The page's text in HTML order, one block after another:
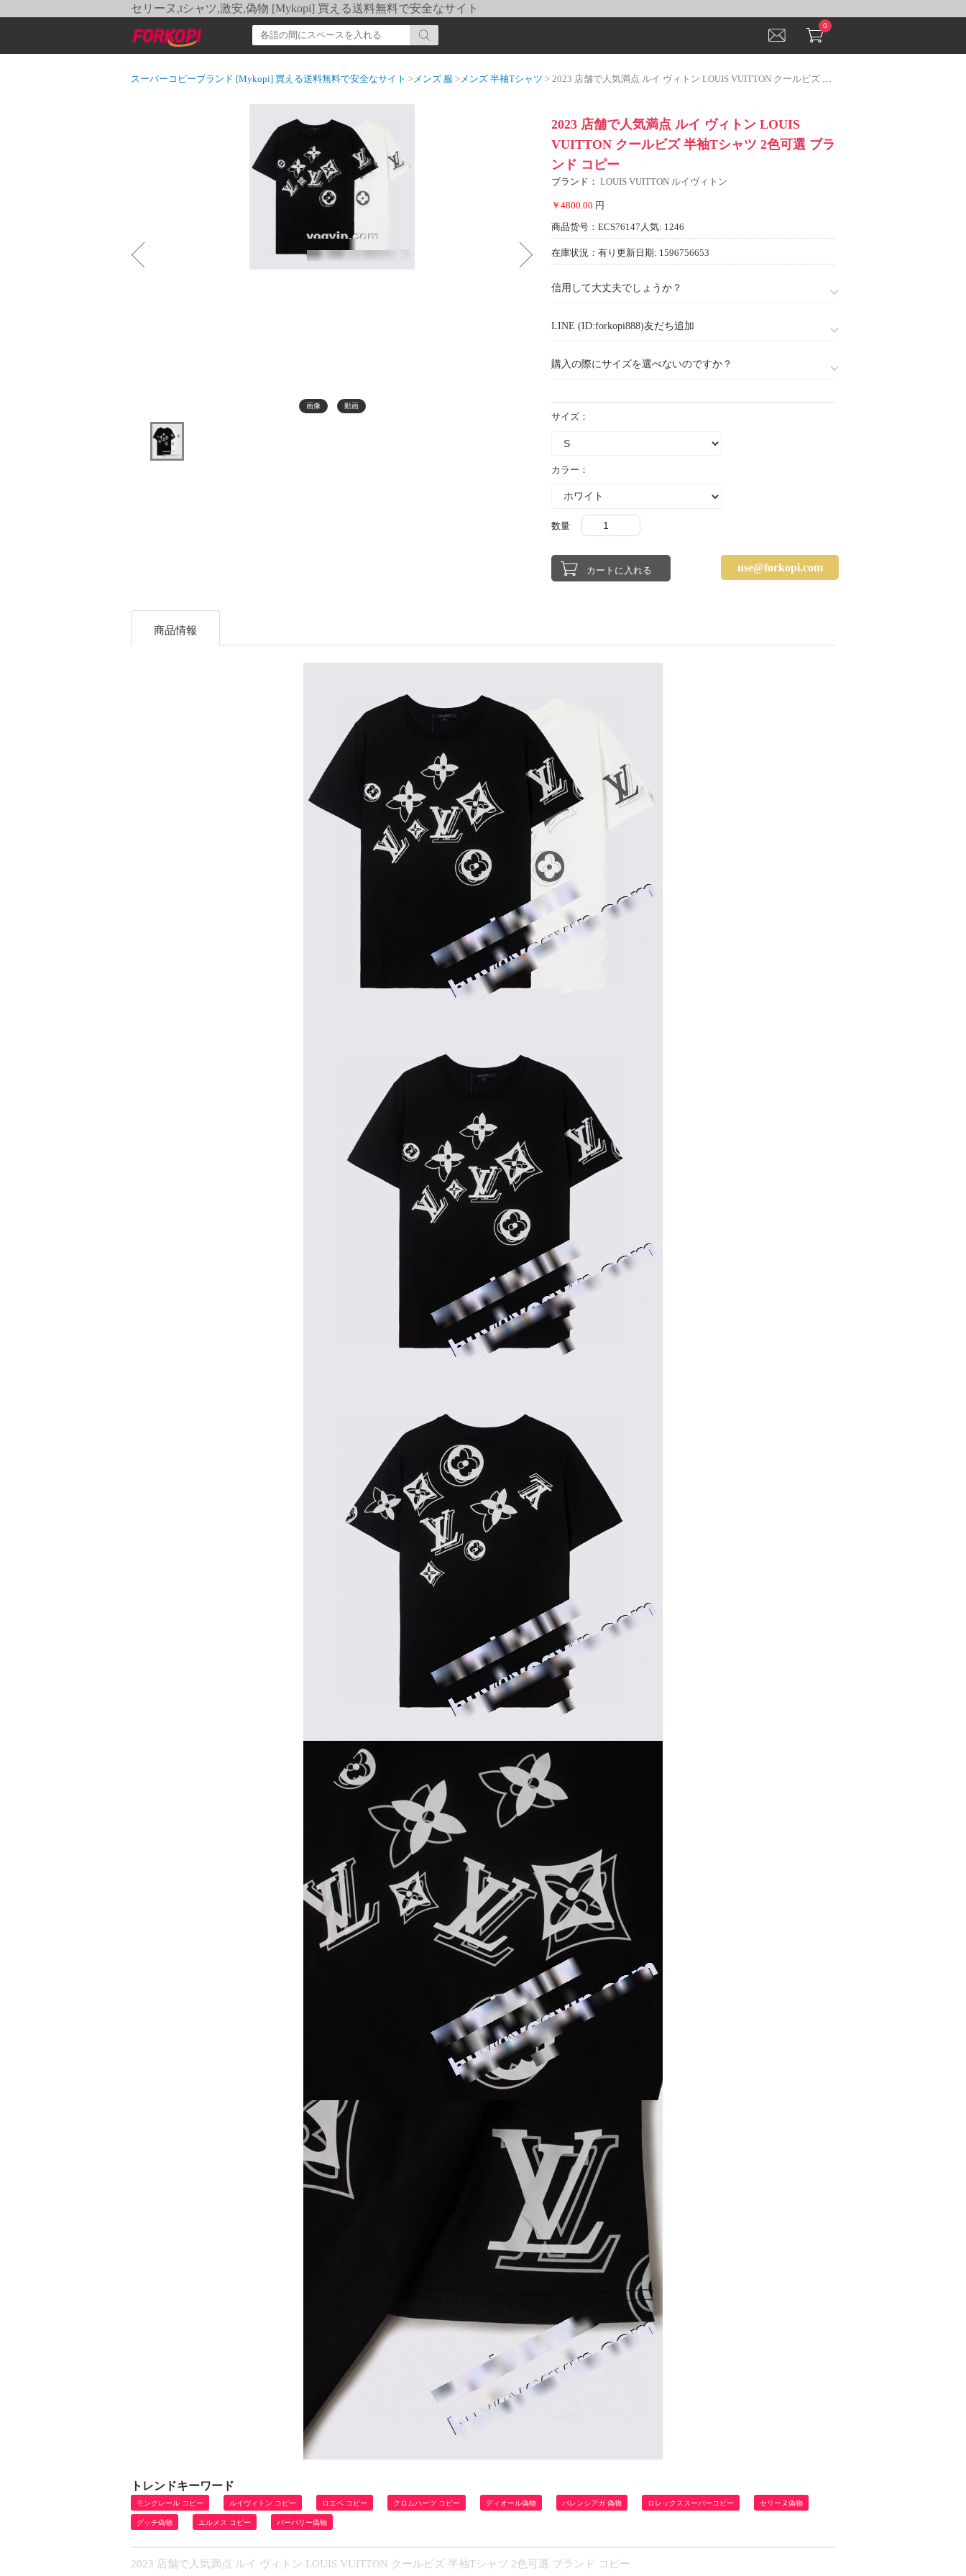
セリーヌ,tシャツ,激安,偽物 [Mykopi] 買える送料無料で安全なサイト
0
スーパーコピーブランド [Mykopi] 買える送料無料で安全なサイト >メンズ 服 >メンズ 半袖Tシャツ > 2023 店舗で人気満点 ルイ ヴィトン LOUIS VUITTON クールビズ 半袖Tシャツ 2色可選 ブランド コピー
画像 動画
2023 店舗で人気満点 ルイ ヴィトン LOUIS
VUITTON クールビズ 半袖Tシャツ 2色可選 ブラ
ンド コピー
ブランド： LOUIS VUITTON ルイヴィトン
￥4800.00 円
商品货号：ECS76147 人気: 1246
在庫状況：有り 更新日期: 1596756653
信用して大丈夫でしょうか？
LINE (ID:forkopi888)友だち追加
購入の際にサイズを選べないのですか？
サイズ：
カラー：
数量
use@forkopi.com
商品情報
トレンドキーワード
モンクレール コピー ルイヴィトン コピー ロエベ コピー クロムハーツ コピー ディオール偽物 バレンシアガ 偽物 ロレックススーパーコピー セリーヌ偽物
グッチ偽物 エルメス コピー バーバリー偽物
2023 店舗で人気満点 ルイ ヴィトン LOUIS VUITTON クールビズ 半袖Tシャツ 2色可選 ブランド コピー